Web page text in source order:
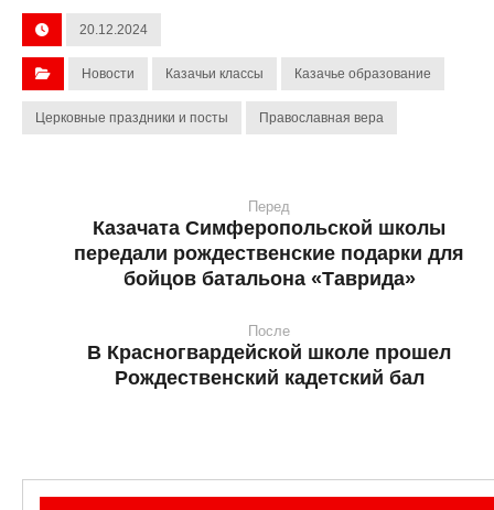
20.12.2024
Новости Казачьи классы Казачье образование
Церковные праздники и посты Православная вера
Перед
Казачата Симферопольской школы
передали рождественские подарки для
бойцов батальона «Таврида»
После
В Красногвардейской школе прошел
Рождественский кадетский бал